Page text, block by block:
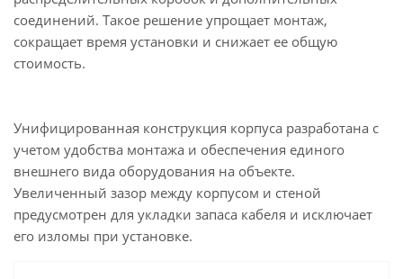
соединений. Такое решение упрощает монтаж,
сокращает время установки и снижает ее общую
стоимость.
Унифицированная конструкция корпуса разработана с
учетом удобства монтажа и обеспечения единого
внешнего вида оборудования на объекте.
Увеличенный зазор между корпусом и стеной
предусмотрен для укладки запаса кабеля и исключает
его изломы при установке.